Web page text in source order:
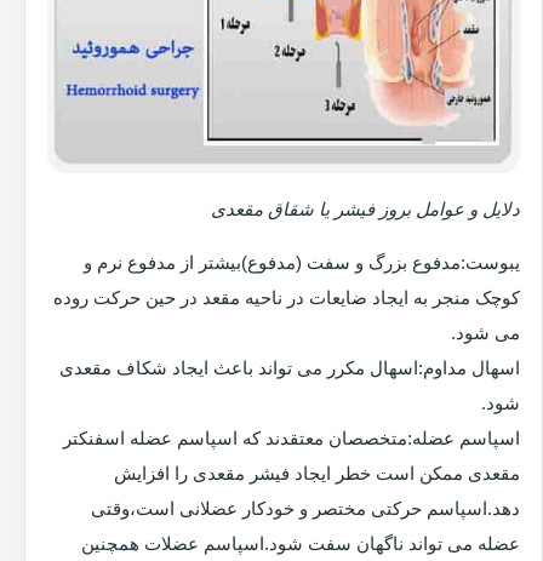
دلایل و عوامل بروز فیشر یا شقاق مقعدی
یبوست:مدفوع بزرگ و سفت (مدفوع)بیشتر از مدفوع نرم و
کوچک منجر به ایجاد ضایعات در ناحیه مقعد در حین حرکت روده
می شود.
اسهال مداوم:اسهال مکرر می تواند باعث ایجاد شکاف مقعدی
شود.
اسپاسم عضله:متخصصان معتقدند که اسپاسم عضله اسفنکتر
مقعدی ممکن است خطر ایجاد فیشر مقعدی را افزایش
دهد.اسپاسم حرکتی مختصر و خودکار عضلانی است،وقتی
عضله می تواند ناگهان سفت شود.اسپاسم عضلات همچنین